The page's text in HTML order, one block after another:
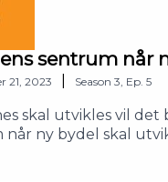
sentrum når
21, 2023 Season 3 Ep. 5
skal utvikles vil
ny bydel skal
er tilbake